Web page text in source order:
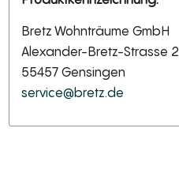
Bretz Wohnträume GmbH
Alexander-Bretz-Strasse 2
55457 Gensingen
service@bretz.de